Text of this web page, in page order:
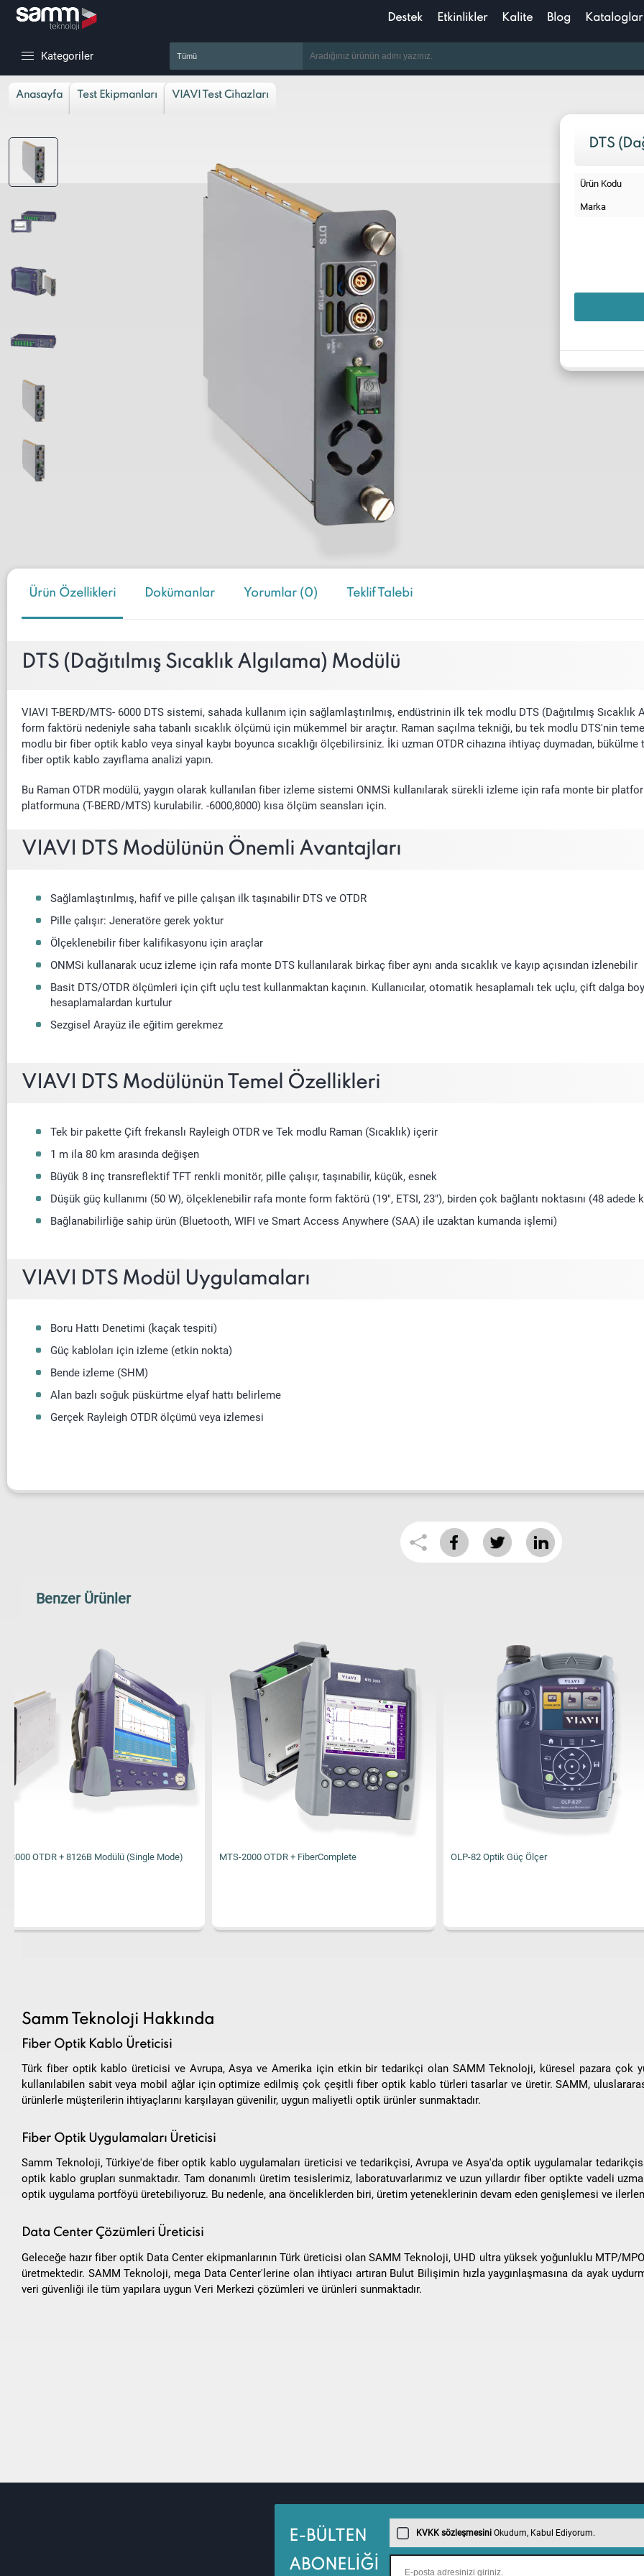
Destek Etkinlikler Kalite Blog Kataloglar
Kategoriler
Anasayfa Test Ekipmanları VIAVI Test Cihazları
DTS
Ürün Kodu
Marka
Ürün Özellikleri Dokümanlar Yorumlar (0) Teklif Talebi
DTS (Dağıtılmış Sıcaklık Algılama) Modülü
VIAVI T-BERD/MTS- 6000 DTS sistemi, sahada kullanım için sağlamlaştırılmış, endüstrinin ilk tek modlu DTS (Dağıtılmış Sıcaklık
form faktörü nedeniyle saha tabanlı sıcaklık ölçümü için mükemmel bir araçtır. Raman saçılma tekniği, bu tek modlu DTS'nin
modlu bir fiber optik kablo veya sinyal kaybı boyunca sıcaklığı ölçebilirsiniz. İki uzman OTDR cihazına ihtiyaç duymadan,
fiber optik kablo zayıflama analizi yapın.
Bu Raman OTDR modülü, yaygın olarak kullanılan fiber izleme sistemi ONMSi kullanılarak sürekli izleme için rafa monte bir
platformuna (T-BERD/MTS) kurulabilir. -6000,8000) kısa ölçüm seansları için.
VIAVI DTS Modülünün Önemli Avantajları
Sağlamlaştırılmış, hafif ve pille çalışan ilk taşınabilir DTS ve OTDR
Pille çalışır: Jeneratöre gerek yoktur
Ölçeklenebilir fiber kalifikasyonu için araçlar
ONMSi kullanarak ucuz izleme için rafa monte DTS kullanılarak birkaç fiber aynı anda sıcaklık ve kayıp açısından izlenebilir
Basit DTS/OTDR ölçümleri için çift uçlu test kullanmaktan kaçının. Kullanıcılar, otomatik hesaplamalı tek uçlu, çift dalga
hesaplamalardan kurtulur
Sezgisel Arayüz ile eğitim gerekmez
VIAVI DTS Modülünün Temel Özellikleri
Tek bir pakette Çift frekanslı Rayleigh OTDR ve Tek modlu Raman (Sıcaklık) içerir
1 m ila 80 km arasında değişen
Büyük 8 inç transreflektif TFT renkli monitör, pille çalışır, taşınabilir, küçük, esnek
Düşük güç kullanımı (50 W), ölçeklenebilir rafa monte form faktörü (19", ETSI, 23"), birden çok bağlantı noktasını (48 adede
Bağlanabilirliğe sahip ürün (Bluetooth, WIFI ve Smart Access Anywhere (SAA) ile uzaktan kumanda işlemi)
VIAVI DTS Modül Uygulamaları
Boru Hattı Denetimi (kaçak tespiti)
Güç kabloları için izleme (etkin nokta)
Bende izleme (SHM)
Alan bazlı soğuk püskürtme elyaf hattı belirleme
Gerçek Rayleigh OTDR ölçümü veya izlemesi
Benzer Ürünler
MTS-2000 OTDR + FiberComplete OLP-82 Optik Güç Ölçer OLP-39 SmartPocket V2 TruePON
Samm Teknoloji Hakkında
Fiber Optik Kablo Üreticisi
Türk fiber optik kablo üreticisi ve Avrupa, Asya ve Amerika için etkin bir tedarikçi olan SAMM Teknoloji, küresel pazara çok
kullanılabilen sabit veya mobil ağlar için optimize edilmiş çok çeşitli fiber optik kablo türleri tasarlar ve üretir. SAMM,
ürünlerle müşterilerin ihtiyaçlarını karşılayan güvenilir, uygun maliyetli optik ürünler sunmaktadır.
Fiber Optik Uygulamaları Üreticisi
Samm Teknoloji, Türkiye'de fiber optik kablo uygulamaları üreticisi ve tedarikçisi, Avrupa ve Asya'da optik uygulamalar
optik kablo grupları sunmaktadır. Tam donanımlı üretim tesislerimiz, laboratuvarlarımız ve uzun yıllardır fiber optikte vadeli
optik uygulama portföyü üretebiliyoruz. Bu nedenle, ana önceliklerden biri, üretim yeteneklerinin devam eden genişlemesi ve
Data Center Çözümleri Üreticisi
Geleceğe hazır fiber optik Data Center ekipmanlarının Türk üreticisi olan SAMM Teknoloji, UHD ultra yüksek yoğunluklu MTP/
üretmektedir. SAMM Teknoloji, mega Data Center'lerine olan ihtiyacı artıran Bulut Bilişimin hızla yaygınlaşmasına da ayak
veri güvenliği ile tüm yapılara uygun Veri Merkezi çözümleri ve ürünleri sunmaktadır.
E-BÜLTEN
ABONELİĞİ
KVKK sözleşmesini Okudum, Kabul Ediyorum.